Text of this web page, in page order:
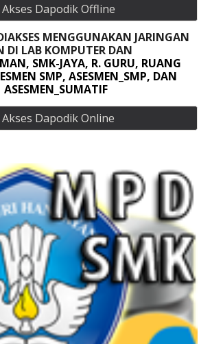
Akses Dapodik Offline
MENGGUNAKAN JARINGAN
DI LAB KOMPUTER DAN
SMK-JAYA, R. GURU, RUANG
SMP, ASESMEN_SMP, DAN
ASESMEN_SUMATIF
Akses Dapodik Online